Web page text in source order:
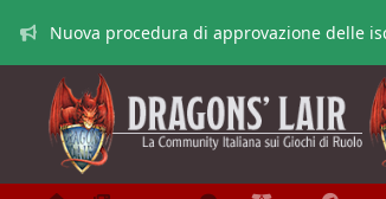
Nuova procedura di approvazione delle